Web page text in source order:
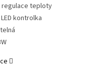
teploty
kontrolka